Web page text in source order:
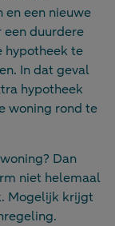
en een nieuwe
een duurdere
hypotheek te
In dat geval
hypotheek
woning rond te
Dan
niet helemaal
Mogelijk krijgt